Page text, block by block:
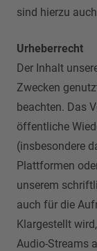
sind hierzu
Urheberrecht
Der Inhalt
Zwecken
beachten. Das
öffentliche
(insbesondere
Plattformen
unserem
auch für die
Klargestellt
Audio-Streams